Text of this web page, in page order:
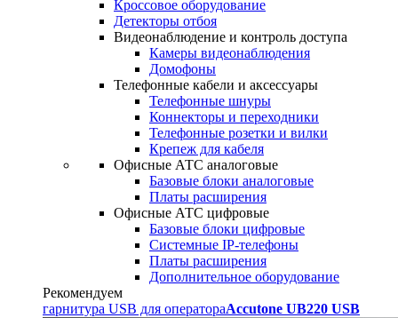
Кроссовое оборудование
Детекторы отбоя
Видеонаблюдение и контроль доступа
Камеры видеонаблюдения
Домофоны
Телефонные кабели и аксессуары
Телефонные шнуры
Коннекторы и переходники
Телефонные розетки и вилки
Крепеж для кабеля
Офисные АТС аналоговые
Базовые блоки аналоговые
Платы расширения
Офисные АТС цифровые
Базовые блоки цифровые
Системные IP-телефоны
Платы расширения
Дополнительное оборудование
Рекомендуем
гарнитура USB для оператораAccutone UB220 USB